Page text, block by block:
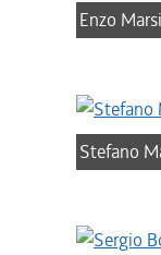
Enzo
Stefano